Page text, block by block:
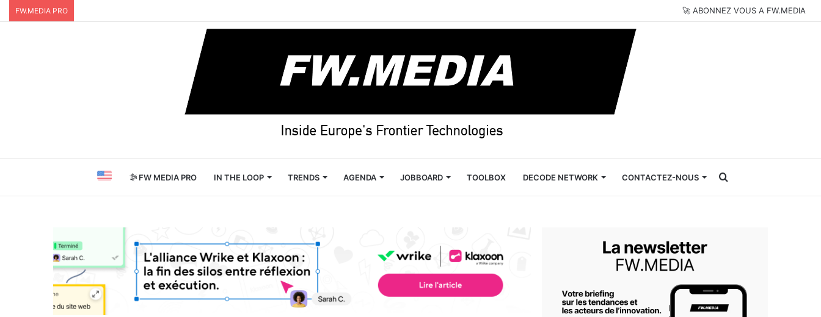
FW.MEDIA PRO 🚀 ABONNEZ VOUS A FW.MEDIA
FW MEDIA PRO IN THE LOOP TRENDS AGENDA JOBBOARD TOOLBOX DECODE NETWORK CONTACTEZ-NOUS Rechercher